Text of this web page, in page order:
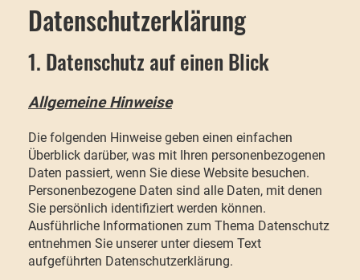
Datenschutzerklärung
1. Datenschutz auf einen Blick
Allgemeine Hinweise
Die folgenden Hinweise geben einen einfachen
Überblick darüber, was mit Ihren personenbezogenen
Daten passiert, wenn Sie diese Website besuchen.
Personenbezogene Daten sind alle Daten, mit denen
Sie persönlich identifiziert werden können.
Ausführliche Informationen zum Thema Datenschutz
entnehmen Sie unserer unter diesem Text
aufgeführten Datenschutzerklärung.